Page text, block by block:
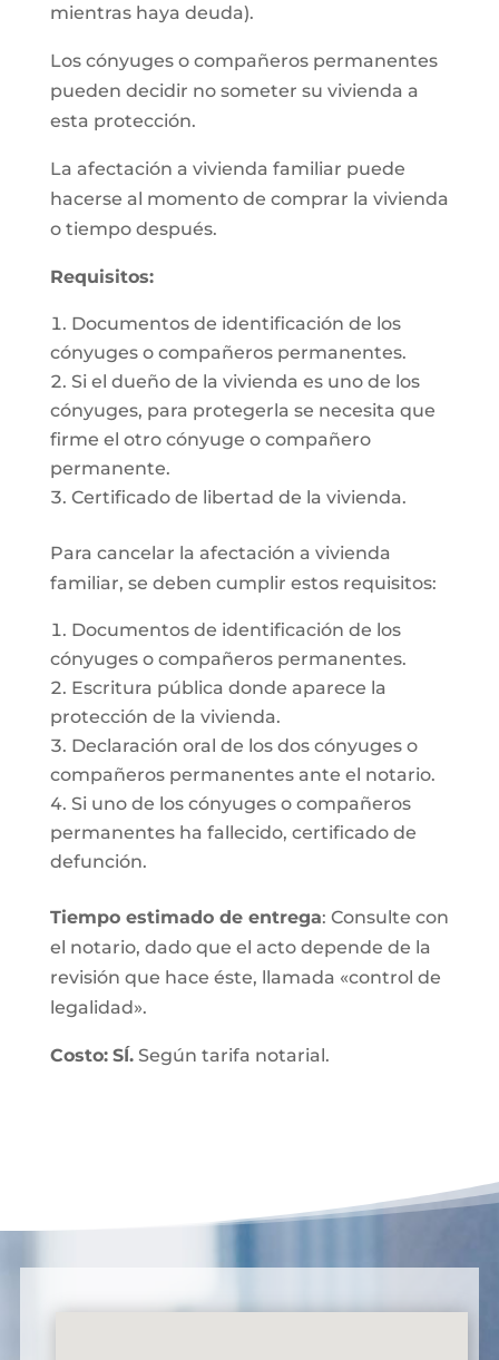
mientras haya deuda).
Los cónyuges o compañeros permanentes
pueden decidir no someter su vivienda a
esta protección.
La afectación a vivienda familiar puede
hacerse al momento de comprar la vivienda
o tiempo después.
Requisitos:
Documentos de identificación de los
cónyuges o compañeros permanentes.
Si el dueño de la vivienda es uno de los
cónyuges, para protegerla se necesita que
firme el otro cónyuge o compañero
permanente.
Certificado de libertad de la vivienda.
Para cancelar la afectación a vivienda
familiar, se deben cumplir estos requisitos:
Documentos de identificación de los
cónyuges o compañeros permanentes.
Escritura pública donde aparece la
protección de la vivienda.
Declaración oral de los dos cónyuges o
compañeros permanentes ante el notario.
Si uno de los cónyuges o compañeros
permanentes ha fallecido, certificado de
defunción.
Tiempo estimado de entrega: Consulte con
el notario, dado que el acto depende de la
revisión que hace éste, llamada «control de
legalidad».
Costo: SÍ.Según tarifa notarial.